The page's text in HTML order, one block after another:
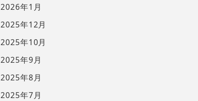
2026年1月
2025年12月
2025年10月
2025年9月
2025年8月
2025年7月